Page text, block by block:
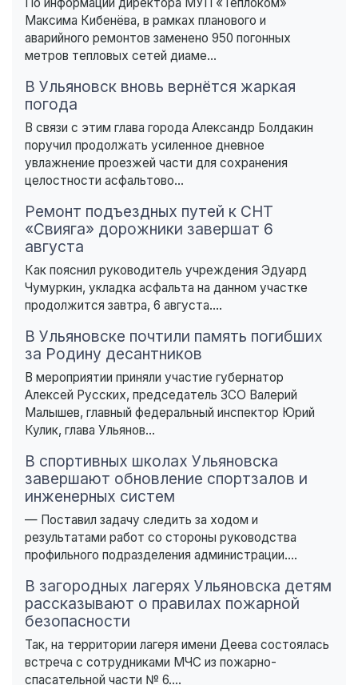
Максима Кибенёва, в рамках планового и
аварийного ремонтов заменено 950 погонных
метров тепловых сетей диаме...
В Ульяновск вновь вернётся жаркая
погода
В связи с этим глава города Александр Болдакин
поручил продолжать усиленное дневное
увлажнение проезжей части для сохранения
целостности асфальтово...
Ремонт подъездных путей к СНТ
«Свияга» дорожники завершат 6
августа
Как пояснил руководитель учреждения Эдуард
Чумуркин, укладка асфальта на данном участке
продолжится завтра, 6 августа....
В Ульяновске почтили память погибших
за Родину десантников
В мероприятии приняли участие губернатор
Алексей Русских, председатель ЗСО Валерий
Малышев, главный федеральный инспектор Юрий
Кулик, глава Ульянов...
В спортивных школах Ульяновска
завершают обновление спортзалов и
инженерных систем
— Поставил задачу следить за ходом и
результатами работ со стороны руководства
профильного подразделения администрации....
В загородных лагерях Ульяновска детям
рассказывают о правилах пожарной
безопасности
Так, на территории лагеря имени Деева состоялась
встреча с сотрудниками МЧС из пожарно-
спасательной части № 6....